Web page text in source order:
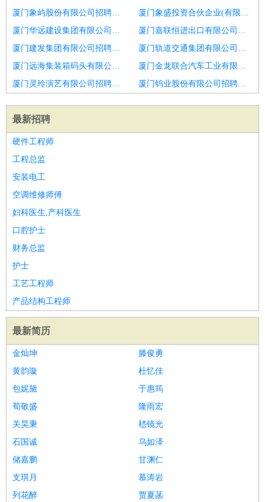
厦门象屿股份有限公司招聘钢结构设计师
厦门象盛投资合伙企业(有限合伙)招聘钢结构预决算员
厦门华远建设集团有限公司招聘土建标准员
厦门嘉联恒进出口有限公司招聘财务出纳
厦门建发集团有限公司招聘项目秘书
厦门轨道交通集团有限公司招聘工程类专员
厦门远海集装箱码头有限公司招聘预算
厦门金龙联合汽车工业有限公司招聘办公室人员
厦门灵玲演艺有限公司招聘造价员
厦门钨业股份有限公司招聘技术负责人
最新招聘
硬件工程师
工程总监
安装电工
空调维修师傅
妇科医生,产科医生
口腔护士
财务总监
护士
工艺工程师
产品结构工程师
最新简历
金灿坤
滕俊勇
黄韵璇
杜忆佳
包妮黛
于惠筠
荀敬盛
隆雨宏
关昊秉
嵇镜光
石国诚
乌如泽
储嘉鹏
甘渊仁
支琪月
慕涛岩
列花醉
贾夏菡